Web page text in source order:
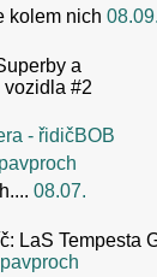
kolem nich 08.09.
a
vozidla #2
- řidičBOB
08.07.
LaS Tempesta